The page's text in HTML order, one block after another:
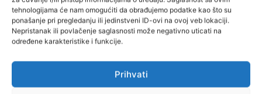
tehnologijama će nam omogućiti da obrađujemo podatke kao što su
ponašanje pri pregledanju ili jedinstveni ID-ovi na ovoj veb lokaciji.
Nepristanak ili povlačenje saglasnosti može negativno uticati na
određene karakteristike i funkcije.
Prihvati